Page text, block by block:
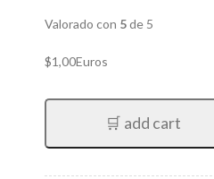
Valorado con 5de 5
$1,00Euros
🛒 add cart